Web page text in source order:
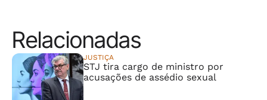
Relacionadas
JUSTIÇA
STJ tira cargo de ministro por
acusações de assédio sexual